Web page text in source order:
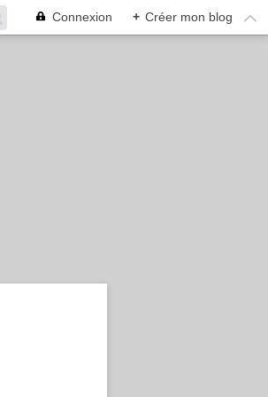
Connexion + Créer mon blog